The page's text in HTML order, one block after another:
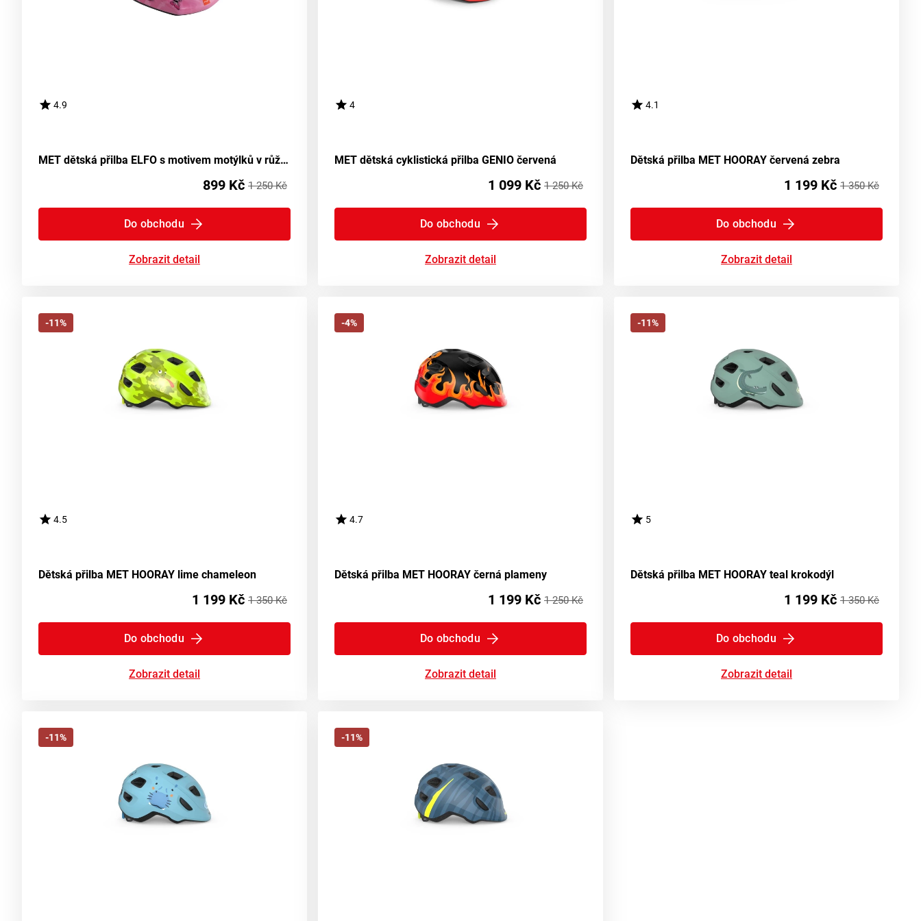
4.9
MET dětská přilba ELFO s motivem motýlků v růžové barvě
899 Kč 1 250 Kč
Do obchodu
Zobrazit detail
4
MET dětská cyklistická přilba GENIO červená
1 099 Kč 1 250 Kč
Do obchodu
Zobrazit detail
4.1
Dětská přilba MET HOORAY červená zebra
1 199 Kč 1 350 Kč
Do obchodu
Zobrazit detail
-11%
4.5
Dětská přilba MET HOORAY lime chameleon
1 199 Kč 1 350 Kč
Do obchodu
Zobrazit detail
-4%
4.7
Dětská přilba MET HOORAY černá plameny
1 199 Kč 1 250 Kč
Do obchodu
Zobrazit detail
-11%
5
Dětská přilba MET HOORAY teal krokodýl
1 199 Kč 1 350 Kč
Do obchodu
Zobrazit detail
-11% -11%